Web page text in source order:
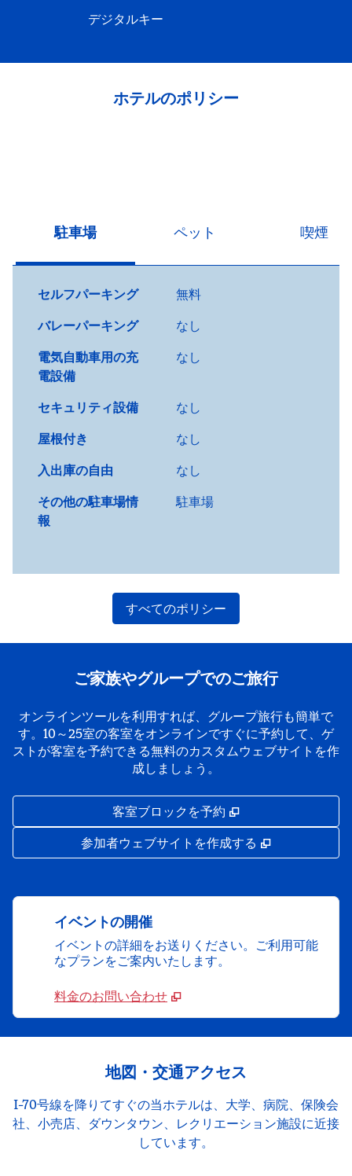
デジタルキー
ホテルのポリシー
駐車場 ペット 喫煙
セルフパーキング
無料
バレーパーキング
なし
電気自動車用の充
電設備
なし
セキュリティ設備
なし
屋根付き
なし
入出庫の自由
なし
その他の駐車場情
報
駐車場
すべてのポリシー
ご家族やグループでのご旅行
オンラインツールを利用すれば、グループ旅行も簡単で
す。10～25室の客室をオンラインですぐに予約して、ゲ
ストが客室を予約できる無料のカスタムウェブサイトを作
成しましょう。
客室ブロックを予約 ,
参加者ウェブサイトを作成する ,
イベントの開催
イベントの詳細をお送りください。ご利用可能
なプランをご案内いたします。
料金のお問い合わせ
地図・交通アクセス
I-70号線を降りてすぐの当ホテルは、大学、病院、保険会
社、小売店、ダウンタウン、レクリエーション施設に近接
しています。